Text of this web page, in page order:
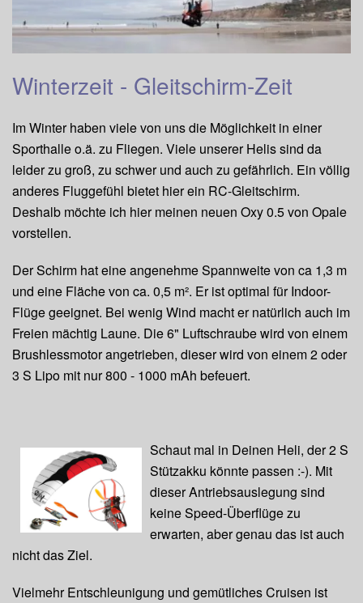
Winterzeit - Gleitschirm-Zeit
Im Winter haben viele von uns die Möglichkeit in einer
Sporthalle o.ä. zu Fliegen. Viele unserer Helis sind da
leider zu groß, zu schwer und auch zu gefährlich. Ein völlig
anderes Fluggefühl bietet hier ein RC-Gleitschirm.
Deshalb möchte ich hier meinen neuen Oxy 0.5 von Opale
vorstellen.
Der Schirm hat eine angenehme Spannweite von ca 1,3 m
und eine Fläche von ca. 0,5 m². Er ist optimal für Indoor-
Flüge geeignet. Bei wenig Wind macht er natürlich auch im
Freien mächtig Laune. Die 6" Luftschraube wird von einem
Brushlessmotor angetrieben, dieser wird von einem 2 oder
3 S Lipo mit nur 800 - 1000 mAh befeuert.
Schaut mal in Deinen Heli, der 2 S
Stützakku könnte passen :-). Mit
dieser Antriebsauslegung sind
keine Speed-Überflüge zu
erwarten, aber genau das ist auch
nicht das Ziel.
Vielmehr Entschleunigung und gemütliches Cruisen ist